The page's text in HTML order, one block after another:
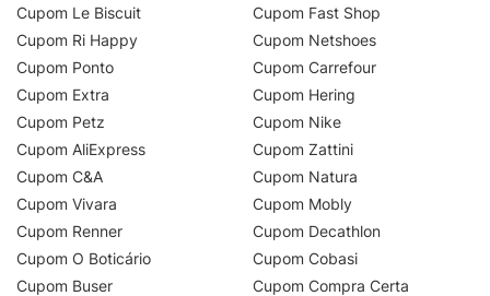
Cupom Le Biscuit
Cupom Ri Happy
Cupom Ponto
Cupom Extra
Cupom Petz
Cupom AliExpress
Cupom C&A
Cupom Vivara
Cupom Renner
Cupom O Boticário
Cupom Buser
Cupom Fast Shop
Cupom Netshoes
Cupom Carrefour
Cupom Hering
Cupom Nike
Cupom Zattini
Cupom Natura
Cupom Mobly
Cupom Decathlon
Cupom Cobasi
Cupom Compra Certa